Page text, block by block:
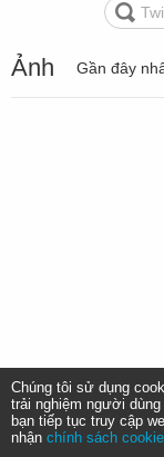
Ảnh Gần đây
Chúng tôi sử dụng
trải nghiệm người
bạn tiếp tục truy cập
nhận chính sách cookie